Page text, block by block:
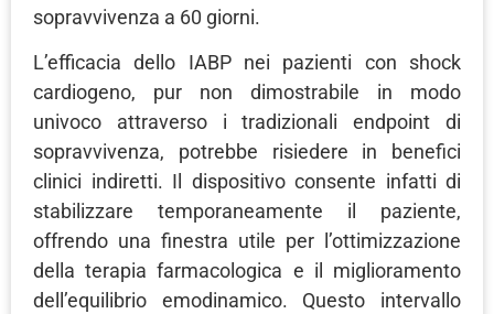
sopravvivenza a 60 giorni.
L’efficacia dello IABP nei pazienti con shock
cardiogeno, pur non dimostrabile in modo
univoco attraverso i tradizionali endpoint di
sopravvivenza, potrebbe risiedere in benefici
clinici indiretti. Il dispositivo consente infatti di
stabilizzare temporaneamente il paziente,
offrendo una finestra utile per l’ottimizzazione
della terapia farmacologica e il miglioramento
dell’equilibrio emodinamico. Questo intervallo